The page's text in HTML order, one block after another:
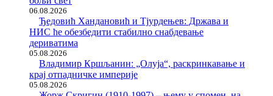
06.08.2026
Ђедовић Хандановић и Тјурдењев: Држава и
НИС ће обезбедити стабилно снабдевање
дериватима
05.08.2026
Владимир Кршљанин: „Олуја“, раскринкавање и
крај отпадничке империје
05.08.2026